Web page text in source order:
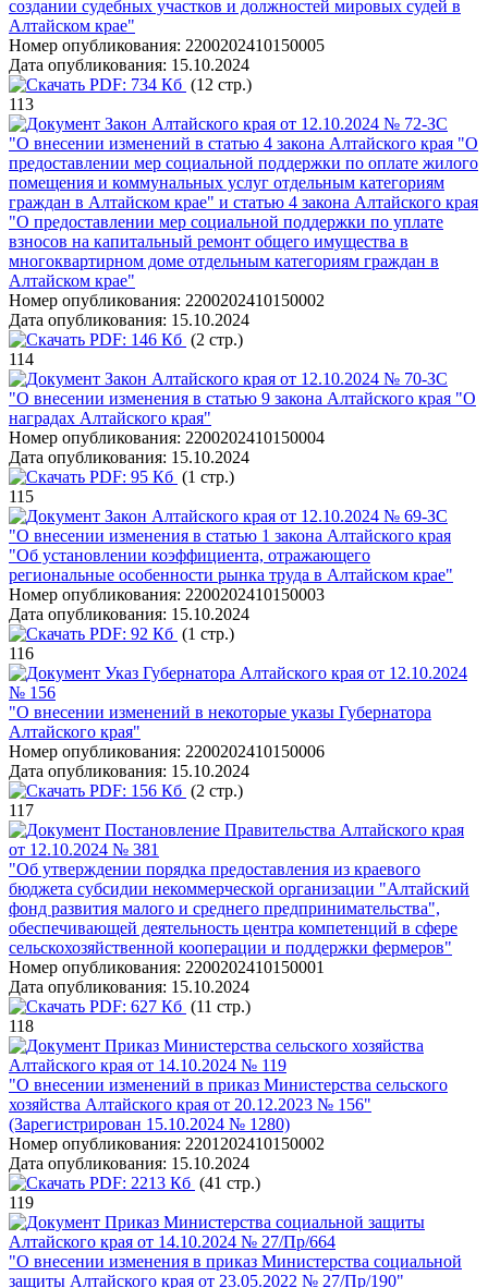
создании судебных участков и должностей мировых судей в
Алтайском крае"
Номер опубликования: 2200202410150005
Дата опубликования: 15.10.2024
PDF: 734 Кб (12 стр.)
113
Закон Алтайского края от 12.10.2024 № 72-ЗС
"О внесении изменений в статью 4 закона Алтайского края "О
предоставлении мер социальной поддержки по оплате жилого
помещения и коммунальных услуг отдельным категориям
граждан в Алтайском крае" и статью 4 закона Алтайского края
"О предоставлении мер социальной поддержки по уплате
взносов на капитальный ремонт общего имущества в
многоквартирном доме отдельным категориям граждан в
Алтайском крае"
Номер опубликования: 2200202410150002
Дата опубликования: 15.10.2024
PDF: 146 Кб (2 стр.)
114
Закон Алтайского края от 12.10.2024 № 70-ЗС
"О внесении изменения в статью 9 закона Алтайского края "О
наградах Алтайского края"
Номер опубликования: 2200202410150004
Дата опубликования: 15.10.2024
PDF: 95 Кб (1 стр.)
115
Закон Алтайского края от 12.10.2024 № 69-ЗС
"О внесении изменения в статью 1 закона Алтайского края
"Об установлении коэффициента, отражающего
региональные особенности рынка труда в Алтайском крае"
Номер опубликования: 2200202410150003
Дата опубликования: 15.10.2024
PDF: 92 Кб (1 стр.)
116
Указ Губернатора Алтайского края от 12.10.2024
№ 156
"О внесении изменений в некоторые указы Губернатора
Алтайского края"
Номер опубликования: 2200202410150006
Дата опубликования: 15.10.2024
PDF: 156 Кб (2 стр.)
117
Постановление Правительства Алтайского края
от 12.10.2024 № 381
"Об утверждении порядка предоставления из краевого
бюджета субсидии некоммерческой организации "Алтайский
фонд развития малого и среднего предпринимательства",
обеспечивающей деятельность центра компетенций в сфере
сельскохозяйственной кооперации и поддержки фермеров"
Номер опубликования: 2200202410150001
Дата опубликования: 15.10.2024
PDF: 627 Кб (11 стр.)
118
Приказ Министерства сельского хозяйства
Алтайского края от 14.10.2024 № 119
"О внесении изменений в приказ Министерства сельского
хозяйства Алтайского края от 20.12.2023 № 156"
(Зарегистрирован 15.10.2024 № 1280)
Номер опубликования: 2201202410150002
Дата опубликования: 15.10.2024
PDF: 2213 Кб (41 стр.)
119
Приказ Министерства социальной защиты
Алтайского края от 14.10.2024 № 27/Пр/664
"О внесении изменения в приказ Министерства социальной
защиты Алтайского края от 23.05.2022 № 27/Пр/190"